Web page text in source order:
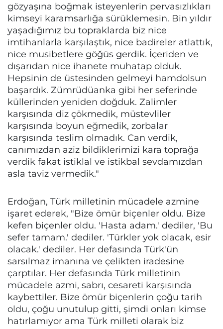
gözyaşına boğmak isteyenlerin pervasızlıkları
kimseyi karamsarlığa sürüklemesin. Bin yıldır
yaşadığımız bu topraklarda biz nice
imtihanlarla karşılaştık, nice badireler atlattık,
nice musibetlere göğüs gerdik. İçeriden ve
dışarıdan nice ihanete muhatap olduk.
Hepsinin de üstesinden gelmeyi hamdolsun
başardık. Zümrüdüanka gibi her seferinde
küllerinden yeniden doğduk. Zalimler
karşısında diz çökmedik, müstevliler
karşısında boyun eğmedik, zorbalar
karşısında teslim olmadık. Can verdik,
canımızdan aziz bildiklerimizi kara toprağa
verdik fakat istiklal ve istikbal sevdamızdan
asla taviz vermedik."
Erdoğan, Türk milletinin mücadele azmine
işaret ederek, "Bize ömür biçenler oldu. Bize
kefen biçenler oldu. 'Hasta adam.' dediler, 'Bu
sefer tamam.' dediler. 'Türkler yok olacak, esir
olacak.' dediler. Her defasında Türk'ün
sarsılmaz imanına ve çelikten iradesine
çarptılar. Her defasında Türk milletinin
mücadele azmi, sabrı, cesareti karşısında
kaybettiler. Bize ömür biçenlerin çoğu tarih
oldu, çoğu unutulup gitti, şimdi onları kimse
hatırlamıyor ama Türk milleti olarak biz